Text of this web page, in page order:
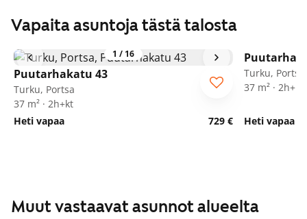
Vapaita asuntoja tästä talosta
1 / 16
Puutarhakatu 43
Turku, Portsa
37 m² · 2h+kt
Heti vapaa
729 €
Turku, Portsa
37 m² · 2h+kt
Heti vapaa
Muut vastaavat asunnot alueelta